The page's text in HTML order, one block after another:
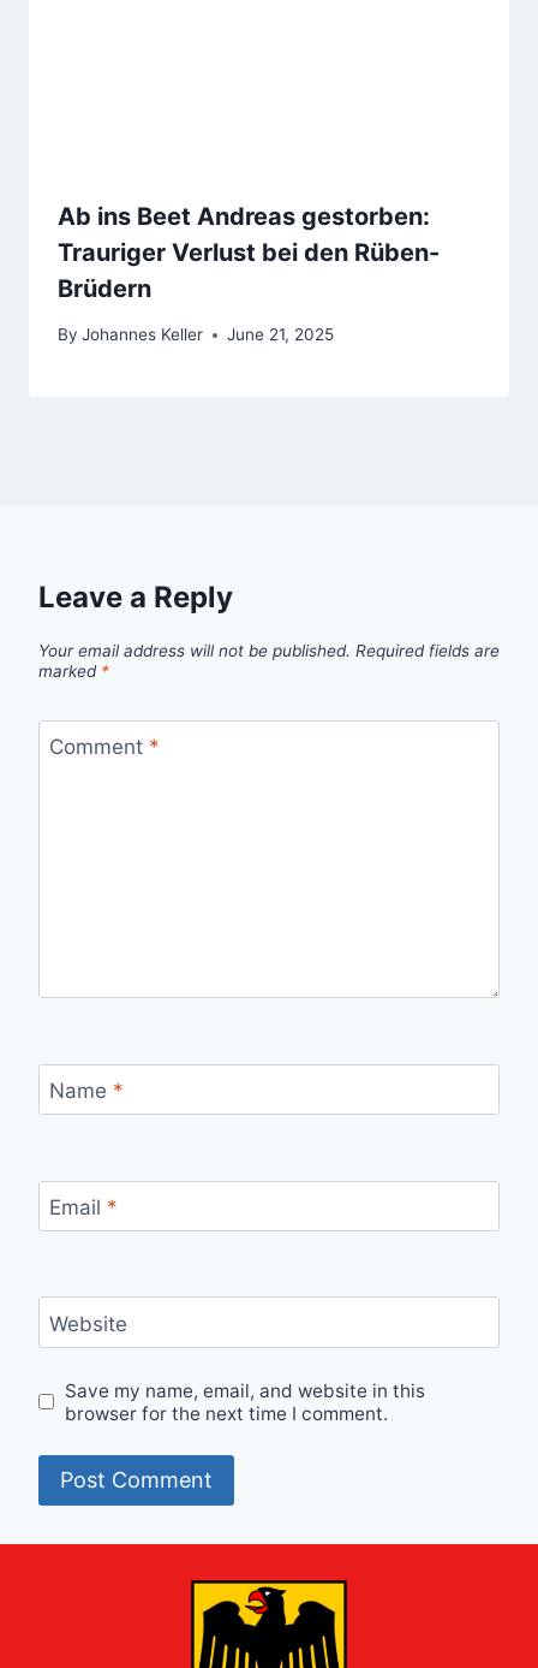
Ab ins Beet Andreas gestorben:
Trauriger Verlust bei den Rüben-
Brüdern
By Johannes Keller June 21, 2025
Leave a Reply
Your email address will not be published. Required fields are
marked *
Comment *
Name *
Email *
Website
Save my name, email, and website in this
browser for the next time I comment.